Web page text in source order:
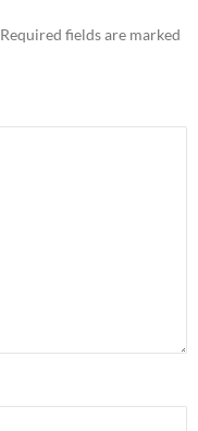
Required fields are marked